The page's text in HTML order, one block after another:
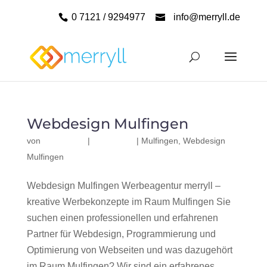
0 7121 / 9294977 info@merryll.de
Webdesign Mulfingen
von | | Mulfingen Webdesign
Mulfingen
Webdesign Mulfingen Werbeagentur merryll –
kreative Werbekonzepte im Raum Mulfingen Sie
suchen einen professionellen und erfahrenen
Partner für Webdesign, Programmierung und
Optimierung von Webseiten und was dazugehört